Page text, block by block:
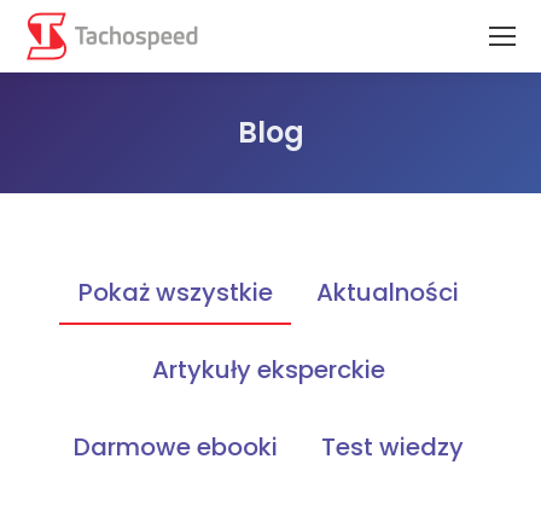
Blog
Pokaż wszystkie Aktualności
Artykuły eksperckie
Darmowe ebooki Test wiedzy